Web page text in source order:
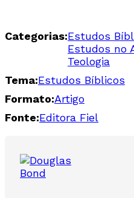
Categorias:Estudos
Estudos no
Teologia
Tema:Estudos Bíblicos
Formato:Artigo
Fonte:Editora Fiel